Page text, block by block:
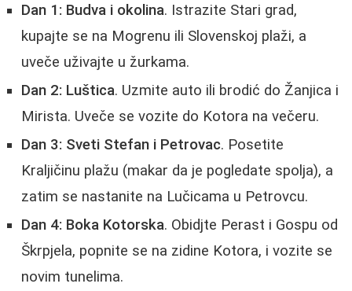
Dan 1: Budva i okolina. Istrazite Stari grad,
kupajte se na Mogrenu ili Slovenskoj plaži, a
uveče uživajte u žurkama.
Dan 2: Luštica. Uzmite auto ili brodić do Žanjica i
Mirista. Uveče se vozite do Kotora na večeru.
Dan 3: Sveti Stefan i Petrovac. Posetite
Kraljičinu plažu (makar da je pogledate spolja), a
zatim se nastanite na Lučicama u Petrovcu.
Dan 4: Boka Kotorska. Obidjte Perast i Gospu od
Škrpjela, popnite se na zidine Kotora, i vozite se
novim tunelima.